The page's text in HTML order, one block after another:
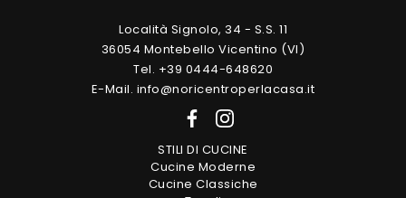
Località Signolo, 34 - S.S. 11
36054 Montebello Vicentino (VI)
Tel. +39 0444-648620
E-Mail. info@noricentroperlacasa.it
STILI DI CUCINE
Cucine Moderne
Cucine Classiche